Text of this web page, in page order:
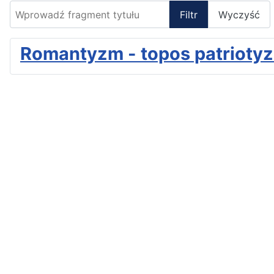
Wprowadź fragment tytułu
Filtr Wyczyść
Romantyzm - topos